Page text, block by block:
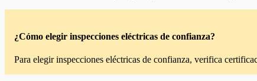
¿Cómo elegir inspecciones eléctricas de confianza?
Para elegir inspecciones eléctricas de confianza, verifica